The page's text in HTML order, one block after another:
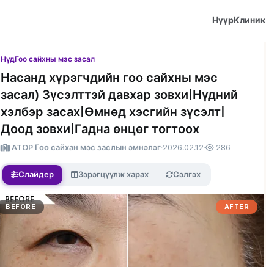
НүүрКлиник
НүдГоо сайхны мэс засал
Насанд хүрэгчдийн гоо сайхны мэс
засал) Зүсэлттэй давхар зовхи|Нүдний
хэлбэр засах|Өмнөд хэсгийн зүсэлт|
Доод зовхи|Гадна өнцөг тогтоох
ATOP Гоо сайхан мэс заслын эмнэлэг·2026.02.12· 286
Слайдер Зэрэгцүүлж харах Сэлгэх
AFTER
BEFORE